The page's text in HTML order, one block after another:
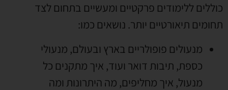
כוללים ללימודים פרקטיים ומעשיים בתחום לצד
תחומים תיאורטיים יותר. נושאים כמו:
מנעולים פופולריים בארץ ובעולם, מנעולי
כספת, תיבות דואר ועוד, איך מתקנים כל
מנעול, איך מחליפים, מה היתרונות ומה